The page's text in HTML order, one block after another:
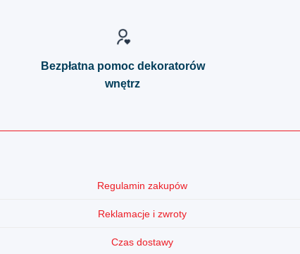
można
produktu
produktu
Bezpłatna pomoc dekoratorów
wnętrz
Regulamin zakupów
Reklamacje i zwroty
Czas dostawy